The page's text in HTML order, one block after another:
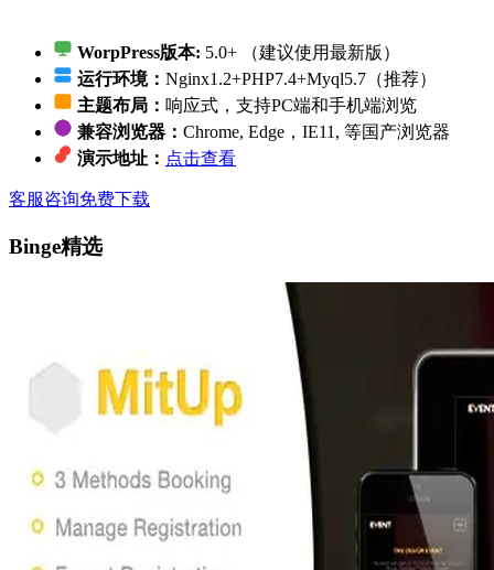
WorpPress版本: 5.0+ （建议使用最新版）
运行环境： Nginx1.2+PHP7.4+Myql5.7（推荐）
主题布局： 响应式，支持PC端和手机端浏览
兼容浏览器： Chrome, Edge，IE11, 等国产浏览器
演示地址： 点击查看
客服咨询免费下载
Binge精选